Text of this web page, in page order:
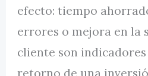
efecto: tiempo
errores o mejora en la
cliente son